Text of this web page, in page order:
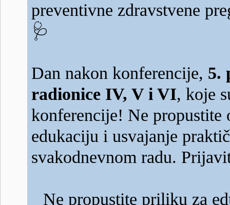
preventivne zdravstvene
🩺
Dan nakon konferencije, 5.
radionice IV, V i VI, koje
konferencije! Ne
edukaciju i usvajanje
svakodnevnom radu.
Ne propustite priliku za